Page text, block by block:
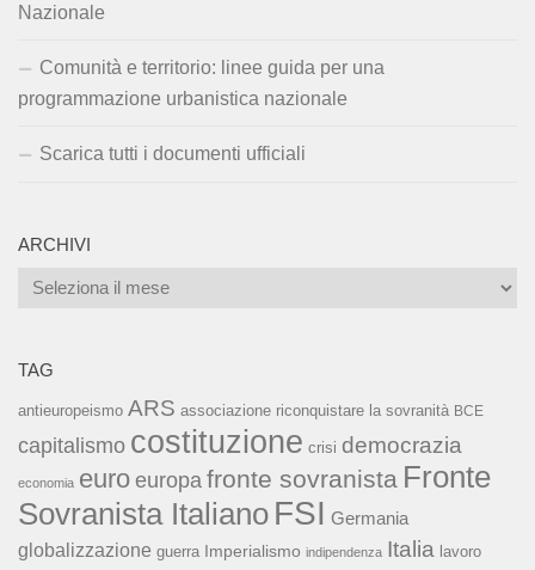
Nazionale
Comunità e territorio: linee guida per una
programmazione urbanistica nazionale
Scarica tutti i documenti ufficiali
ARCHIVI
Archivi
TAG
antieuropeismo ARS associazione riconquistare la sovranità BCE
capitalismo costituzione crisi democrazia
economia euro europa fronte sovranista Fronte
Sovranista Italiano FSI Germania
globalizzazione guerra Imperialismo indipendenza Italia lavoro